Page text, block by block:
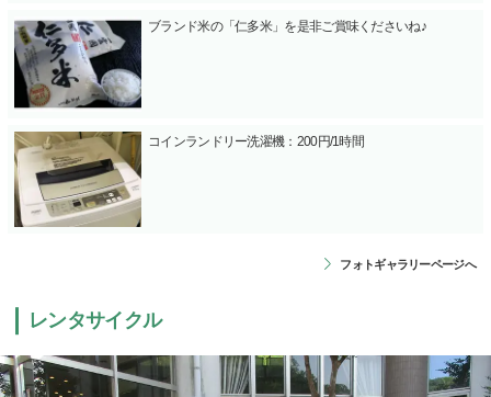
ブランド米の「仁多米」を是非ご賞味くださいね♪
コインランドリー洗濯機：200円/1時間
フォトギャラリーページへ
レンタサイクル